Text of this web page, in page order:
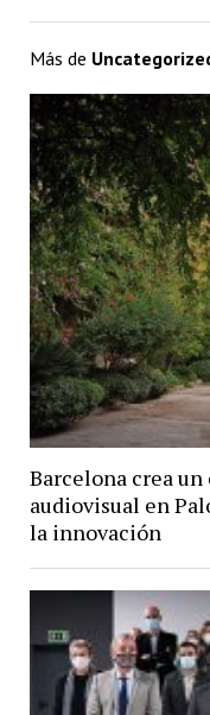
Más de
Barcelona crea
audiovisual en
la innovación